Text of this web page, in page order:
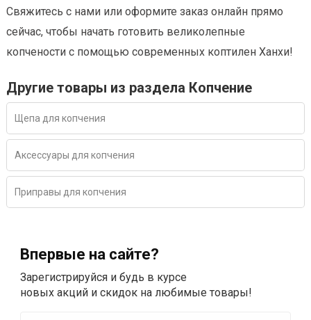
Свяжитесь с нами или оформите заказ онлайн прямо
сейчас, чтобы начать готовить великолепные
копчености с помощью современных коптилен Ханхи!
Другие товары из раздела Копчение
Щепа для копчения
Аксессуары для копчения
Приправы для копчения
Впервые на сайте?
Зарегистрируйся и будь в курсе
новых акций и скидок на любимые товары!